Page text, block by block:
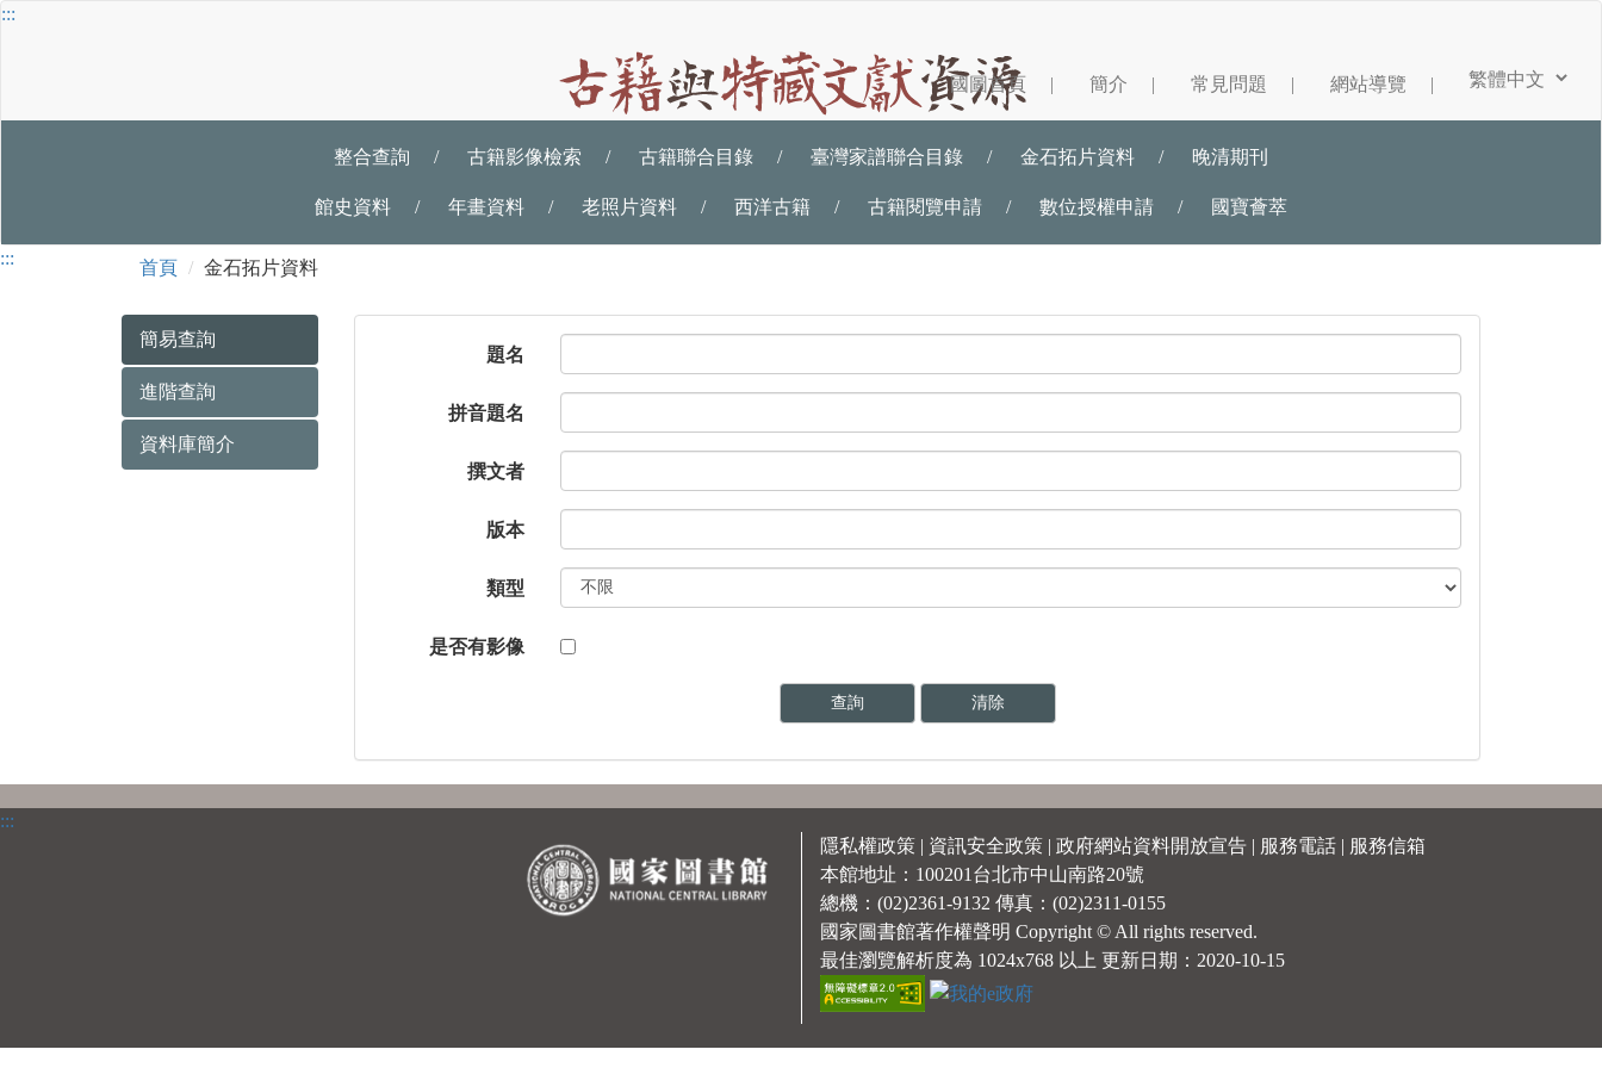
跳
內
:::
古
特
文
國圖首頁 | 簡介 | 常見問題 | 網站導覽 |
整合查詢 / 古籍影像檢索 / 古籍聯合目錄 / 臺灣家譜聯合目錄 / 金石拓片資料 / 晚清期刊
館史資料 / 年畫資料 / 老照片資料 / 西洋古籍 / 古籍閱覽申請 / 數位授權申請 / 國寶薈萃
:::
金
拓
片
資
料
首頁 金石拓片資料
簡易查詢
進階查詢
資料庫簡介
題名
拼音題名
撰文者
版本
類型
是否有影像
:::
隱私權政策 | 資訊安全政策 | 政府網站資料開放宣告 | 服務電話 | 服務信箱
本館地址：100201台北市中山南路20號
總機：(02)2361-9132 傳真：(02)2311-0155
國家圖書館著作權聲明 Copyright © All rights reserved.
最佳瀏覽解析度為 1024x768 以上 更新日期：2020-10-15